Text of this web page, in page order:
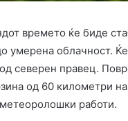
времето ќе биде
умерена облачност.
северен правец.
од 60 километри
работи.